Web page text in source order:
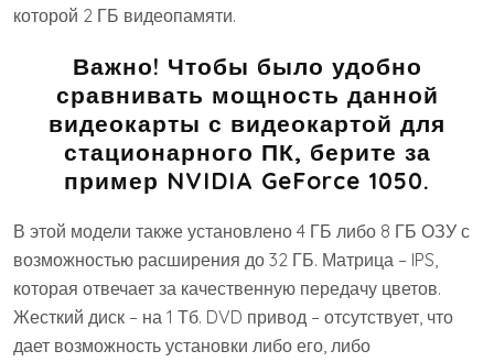
которой 2 ГБ видеопамяти.
Важно! Чтобы было удобно
сравнивать мощность данной
видеокарты с видеокартой для
стационарного ПК, берите за
пример NVIDIA GeForce 1050.
В этой модели также установлено 4 ГБ либо 8 ГБ ОЗУ с
возможностью расширения до 32 ГБ. Матрица – IPS,
которая отвечает за качественную передачу цветов.
Жесткий диск – на 1 Тб. DVD привод – отсутствует, что
дает возможность установки либо его, либо